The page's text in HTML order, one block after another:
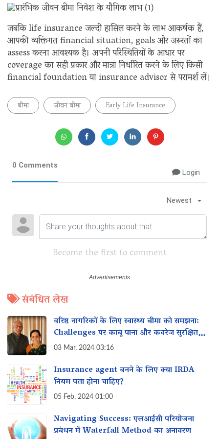
जबकि life insurance जल्दी हासिल करने के लाभ आकर्षक हैं,
आपकी व्यक्तिगत financial situation, goals और जरूरतों का
assess करना आवश्यक है। अपनी परिस्थितियों के आधार पर
coverage का सही प्रकार और मात्रा निर्धारित करने के लिए किसी
financial foundation या insurance advisor से परामर्श लें।
बीमा जीवन बीमा Early Life Insurance
0 Comments
Login
Newest
Become the first to comment
संबंधित लेख
वरिष्ठ नागरिकों के लिए स्वास्थ्य बीमा को समझना:
Challenges पर काबू पाना और कवरेज सुरक्षित
करना
03 Mar, 2024 03:16
Insurance agent बनने के लिए क्या IRDA
नियम पता होना चाहिए?
05 Feb, 2024 01:00
Navigating Success: एलआईसी परियोजना
प्रबंधन में Waterfall Method का अनावरण